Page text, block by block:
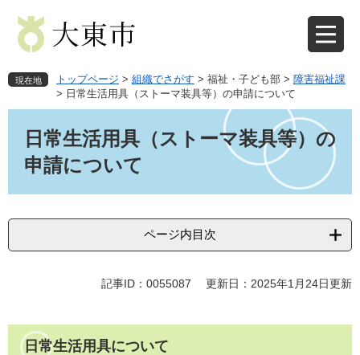
先
で
を
ば
へ
現在地 トップページ > 組織でさがす > 福祉・子ども部 > 障害福祉課
> 日常生活用具（ストーマ装具等）の申請について
日常生活用具（ストーマ装具等）の
申請について
ページ内目次
記事ID：0055087 更新日：2025年1月24日更新
日常生活用具について